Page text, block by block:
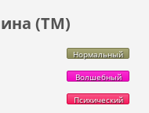
(ТМ)
Нормальный
Волшебный
Психический